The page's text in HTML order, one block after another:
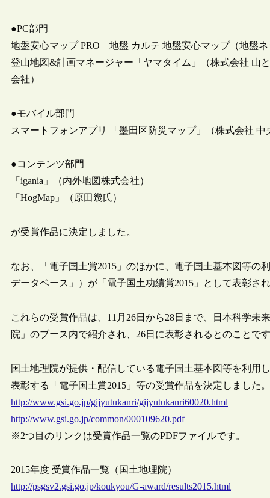
●PC部門
地盤安心マップ PRO 地盤 カルテ 地盤安心マップ（地盤ネ
登山地図&計画マネージャー「ヤマタイム」（株式会社 山
会社）
●モバイル部門
スマートフォンアプリ 「墨田区防災マップ」（株式会社 中
●コンテンツ部門
「igania」（内外地図株式会社）
「HogMap」（原田幾氏）
が受賞作品に決定しました。
なお、「電子国土賞2015」のほかに、電子国土基本図等
データベース」）が「電子国土功績賞2015」として表彰され
これらの受賞作品は、11月26日から28日まで、日本科学未
院」のブース内で紹介され、26日に表彰されるとのことです
国土地理院が提供・配信している電子国土基本図等を利用
表彰する「電子国土賞2015」等の受賞作品を決定しました。
http://www.gsi.go.jp/gijyutukanri/gijyutukanri60020.html
http://www.gsi.go.jp/common/000109620.pdf
※2つ目のリンクは受賞作品一覧のPDFファイルです。
2015年度 受賞作品一覧（国土地理院）
http://psgsv2.gsi.go.jp/koukyou/G-award/results2015.html